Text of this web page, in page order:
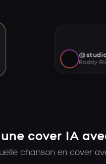
Roddy
cover IA
chanson en cover